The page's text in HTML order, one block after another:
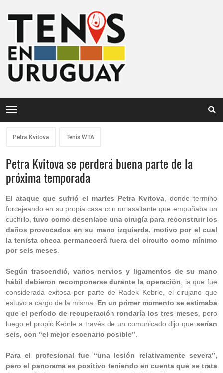
Petra Kvitova Tenis WTA
Petra Kvitova se perderá buena parte de la
próxima temporada
El ataque que sufrió el martes Petra Kvitova , donde terminó
forcejeando en su propia casa con un asaltante que empuñaba un
cuchillo,tuvo como desenlace una cirugía para reconstruir los
daños provocados en su mano izquierda, motivo por el cual
la tenista checa permanecerá fuera del circuito como mínimo
por seis meses
Según trascendió, varios nervios y ligamentos de su mano
hábil debieron recomponerse durante la operación , la que fue
considerada exitosa por parte de Radek Kebrle, el cirujano que
estuvo a cargo de la misma. En un primer momento se estimaba
que el período de recuperación rondaría los tres meses , pero
luego el propio Kebrle a través de un comunicado dijo que serían
seis, con “el mejor escenario posible”
Para el profesional fue “una lesión relativamente severa”,
pero el panorama es positivo teniendo en cuenta que se trata